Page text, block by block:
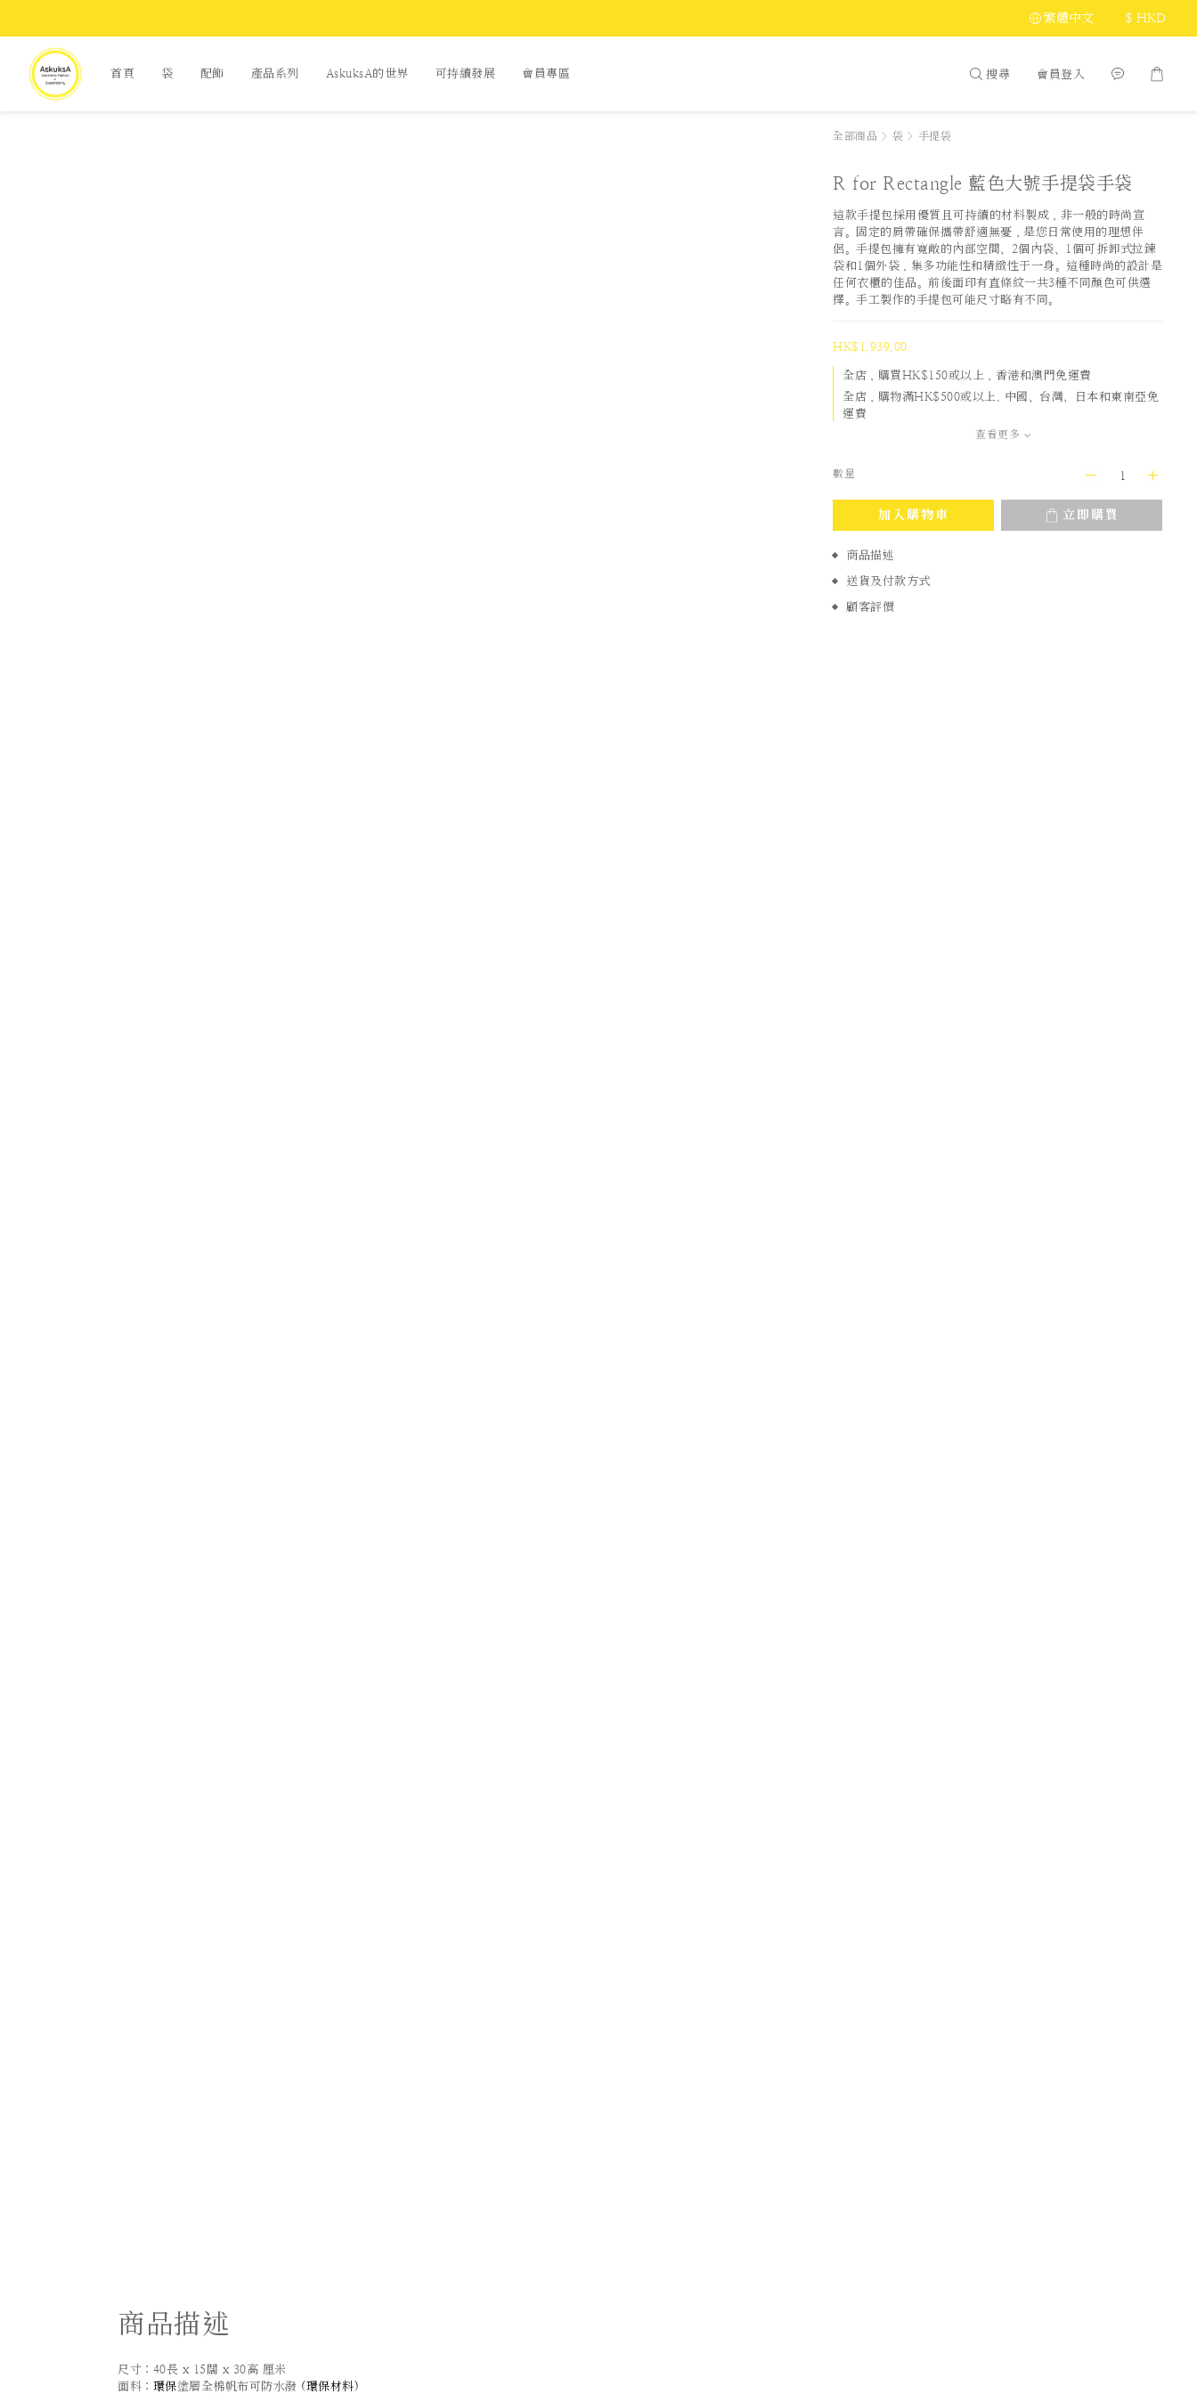
繁體中文 $ HKD
首頁 袋 配飾 產品系列 AskuksA的世界 可持續發展 會員專區 搜尋 會員登入
全部商品 > 袋 > 手提袋
R for Rectangle 藍色大號手提袋手袋
這款手提包採用優質且可持續的材料製成，非一般的時尚宣
言。固定的肩帶確保攜帶舒適無憂，是您日常使用的理想伴
侶。手提包擁有寬敞的內部空間、2個內袋、1個可拆卸式拉鍊
袋和1個外袋，集多功能性和精緻性于一身。這種時尚的設計是
任何衣櫃的佳品。前後面印有直條紋一共3種不同顏色可供選
擇。手工製作的手提包可能尺寸略有不同。
HK$1,939.00
全店，購買HK$150或以上，香港和澳門免運費
全店，購物滿HK$500或以上, 中國、台灣、日本和東南亞免
運費
查看更多
數量
加入購物車 立即購買
商品描述
送貨及付款方式
顧客評價
商品描述
尺寸：40長 x 15闊 x 30高 厘米
面料： 環保塗層全棉帆布可防水潑 (環保材料)